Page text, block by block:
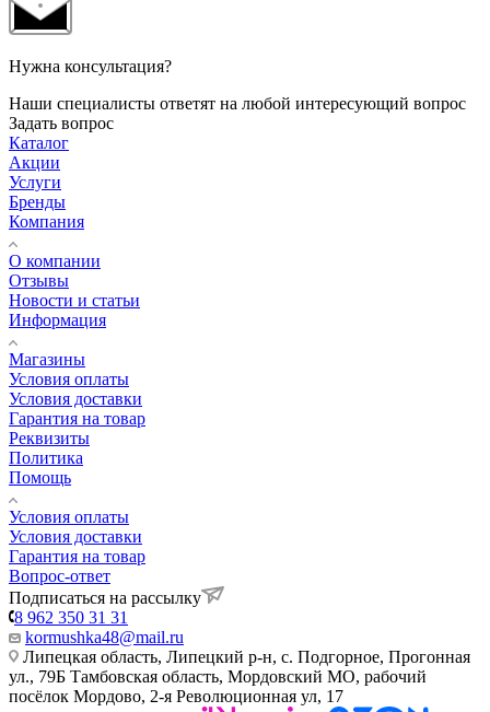
Нужна консультация?
Наши специалисты ответят на любой интересующий вопрос
Задать вопрос
Каталог
Акции
Услуги
Бренды
Компания
О компании
Отзывы
Новости и статьи
Информация
Магазины
Условия оплаты
Условия доставки
Гарантия на товар
Реквизиты
Политика
Помощь
Условия оплаты
Условия доставки
Гарантия на товар
Вопрос-ответ
Подписаться на рассылку
8 962 350 31 31
kormushka48@mail.ru
Липецкая область, Липецкий р-н, с. Подгорное, Прогонная
ул., 79Б Тамбовская область, Мордовский МО, рабочий
посёлок Мордово, 2-я Революционная ул, 17